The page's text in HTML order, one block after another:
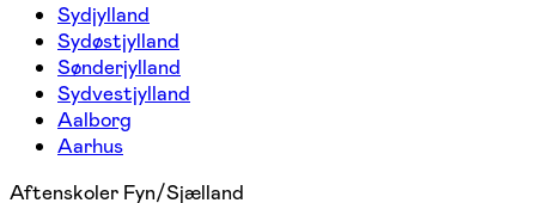
Sydjylland
Sydøstjylland
Sønderjylland
Sydvestjylland
Aalborg
Aarhus
Aftenskoler Fyn/Sjælland